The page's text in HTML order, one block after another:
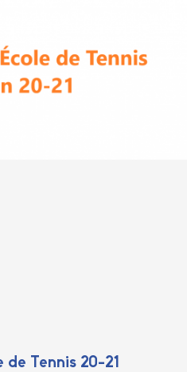
Tennis 20-21